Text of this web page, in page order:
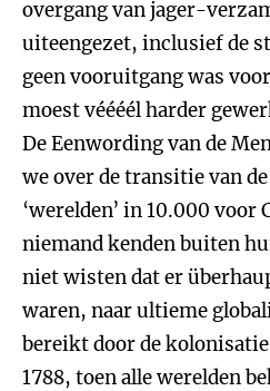
overgang van jager-
uiteengezet, inclusief de
geen vooruitgang was
moest véééél harder
De Eenwording van de
we over de transitie van
‘werelden’ in 10.000
niemand kenden buiten
niet wisten dat er
waren, naar ultieme
bereikt door de
1788, toen alle werelden